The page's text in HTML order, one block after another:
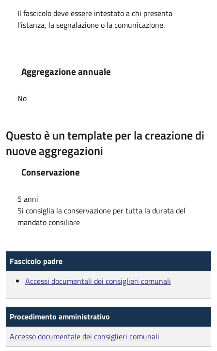
Il fascicolo deve essere intestato a chi presenta
l'istanza, la segnalazione o la comunicazione.
Aggregazione annuale
No
Questo è un template per la creazione di
nuove aggregazioni
Conservazione
5 anni
Si consiglia la conservazione per tutta la durata del
mandato consiliare
Fascicolo padre
Accessi documentali dei consiglieri comunali
Procedimento amministrativo
Accesso documentale dei consiglieri comunali